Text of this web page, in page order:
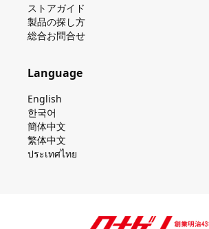
ストアガイド
製品の探し⽅
総合お問合せ
Language
English
한국어
簡体中文
繁体中文
ประเทศไทย